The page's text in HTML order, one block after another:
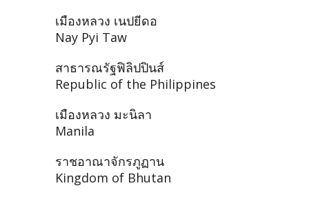
เมืองหลวง เนปยีดอ
Nay Pyi Taw
สาธารณรัฐฟิลิปปินส์
Republic of the Philippines
เมืองหลวง มะนิลา
Manila
ราชอาณาจักรภูฏาน
Kingdom of Bhutan